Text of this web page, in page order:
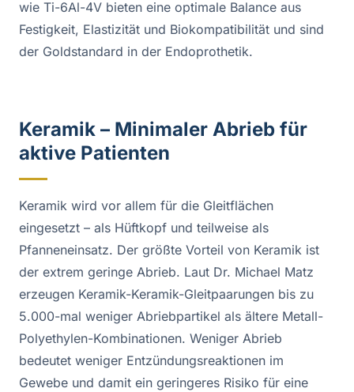
wie Ti-6Al-4V bieten eine optimale Balance aus
Festigkeit, Elastizität und Biokompatibilität und sind
der Goldstandard in der Endoprothetik.
Keramik – Minimaler Abrieb für
aktive Patienten
Keramik wird vor allem für die Gleitflächen
eingesetzt – als Hüftkopf und teilweise als
Pfanneneinsatz. Der größte Vorteil von Keramik ist
der extrem geringe Abrieb. Laut Dr. Michael Matz
erzeugen Keramik-Keramik-Gleitpaarungen bis zu
5.000-mal weniger Abriebpartikel als ältere Metall-
Polyethylen-Kombinationen. Weniger Abrieb
bedeutet weniger Entzündungsreaktionen im
Gewebe und damit ein geringeres Risiko für eine